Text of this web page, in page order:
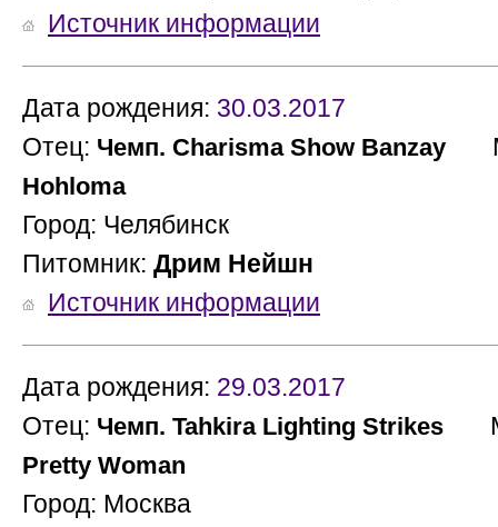
Источник информации
Дата рождения: 30.03.2017
Отец: Чемп. Charisma Show Banzay
Hohloma
Город: Челябинск
Питомник: Дрим Нейшн
Источник информации
Дата рождения: 29.03.2017
Отец: Чемп. Tahkira Lighting Strikes
Pretty Woman
Город: Москва